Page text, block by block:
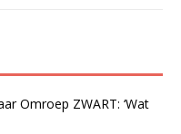
Omroep ZWART: ‘Wat